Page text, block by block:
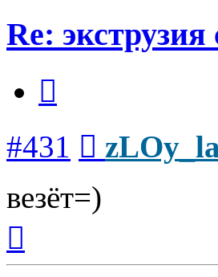
Re:
#431
везёт=)
началу